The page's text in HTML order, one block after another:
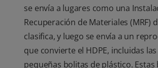
se envía a lugares como una
Recuperación de Materiales (MRF)
clasifica, y luego se envía a un
que convierte el HDPE, incluidas
pequeñas bolitas de plástico. Estas